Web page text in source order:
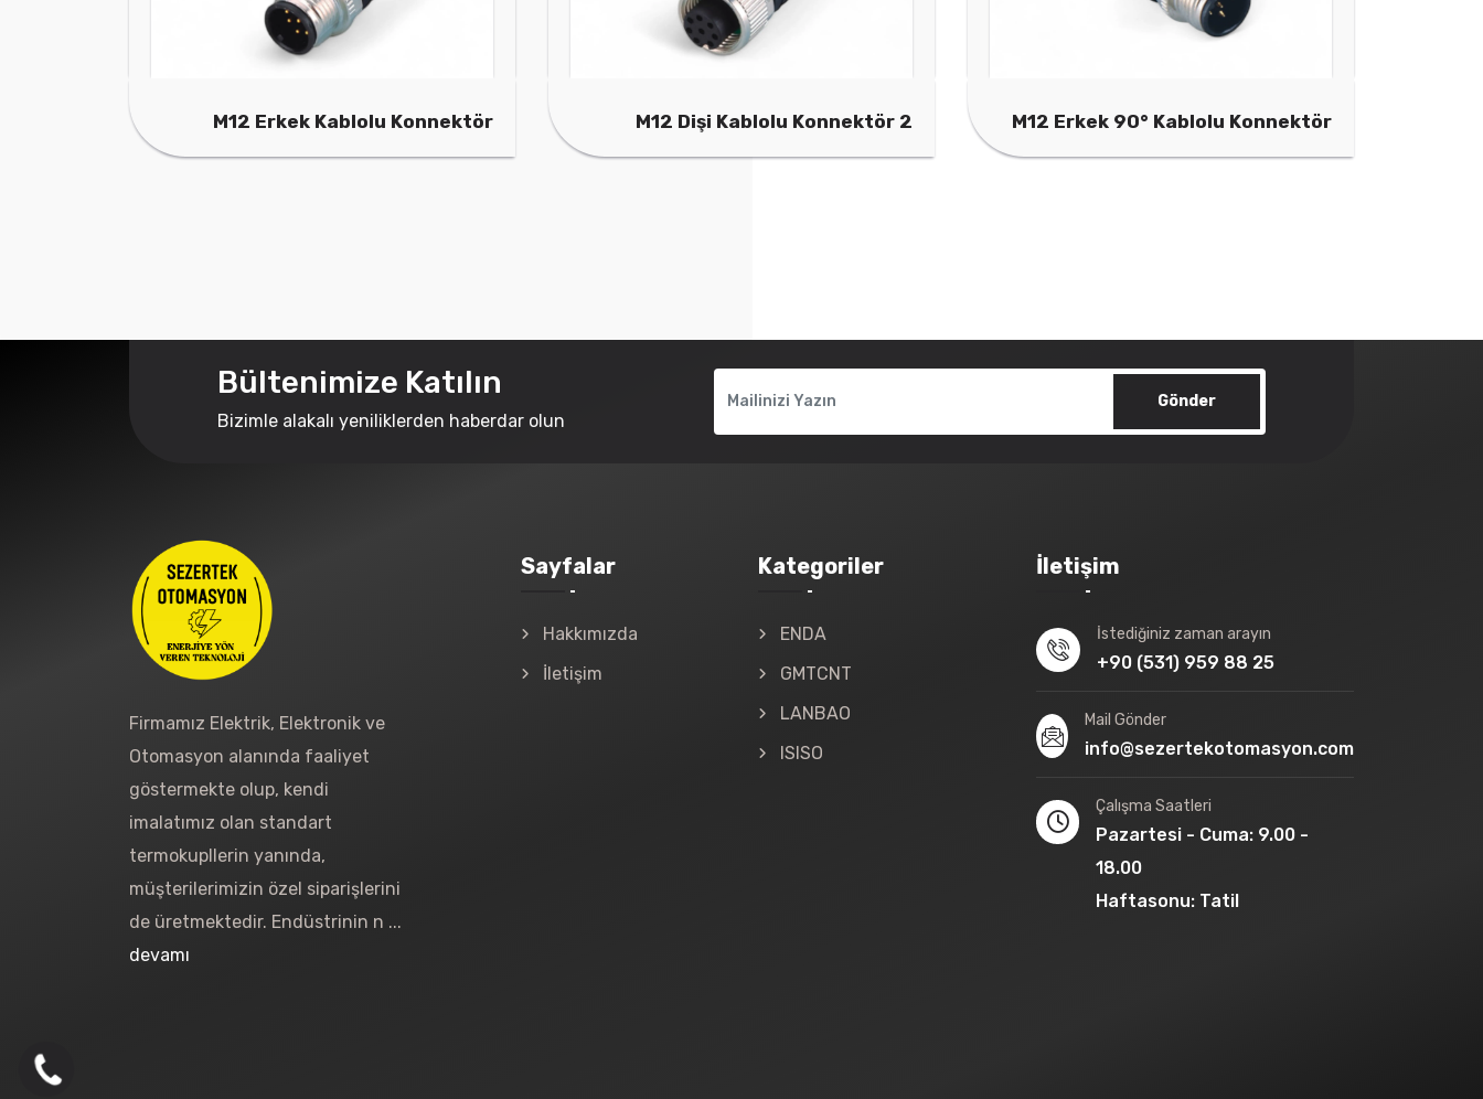
M12 Erkek Kablolu Konnektör M12 Dişi Kablolu Konnektör 2 M12 Erkek 90° Kablolu Konnektör
Bültenimize Katılın
Bizimle alakalı yeniliklerden haberdar olun
Gönder
Firmamız Elektrik, Elektronik ve
Otomasyon alanında faaliyet
göstermekte olup, kendi
imalatımız olan standart
termokupllerin yanında,
müşterilerimizin özel siparişlerini
de üretmektedir. Endüstrinin n ...
devamı
Sayfalar
Hakkımızda
İletişim
Kategoriler
ENDA
GMTCNT
LANBAO
ISISO
İletişim
İstediğiniz zaman arayın
+90 (531) 959 88 25
Mail Gönder
info@sezertekotomasyon.com
Çalışma Saatleri
Pazartesi - Cuma: 9.00 -
18.00
Haftasonu: Tatil